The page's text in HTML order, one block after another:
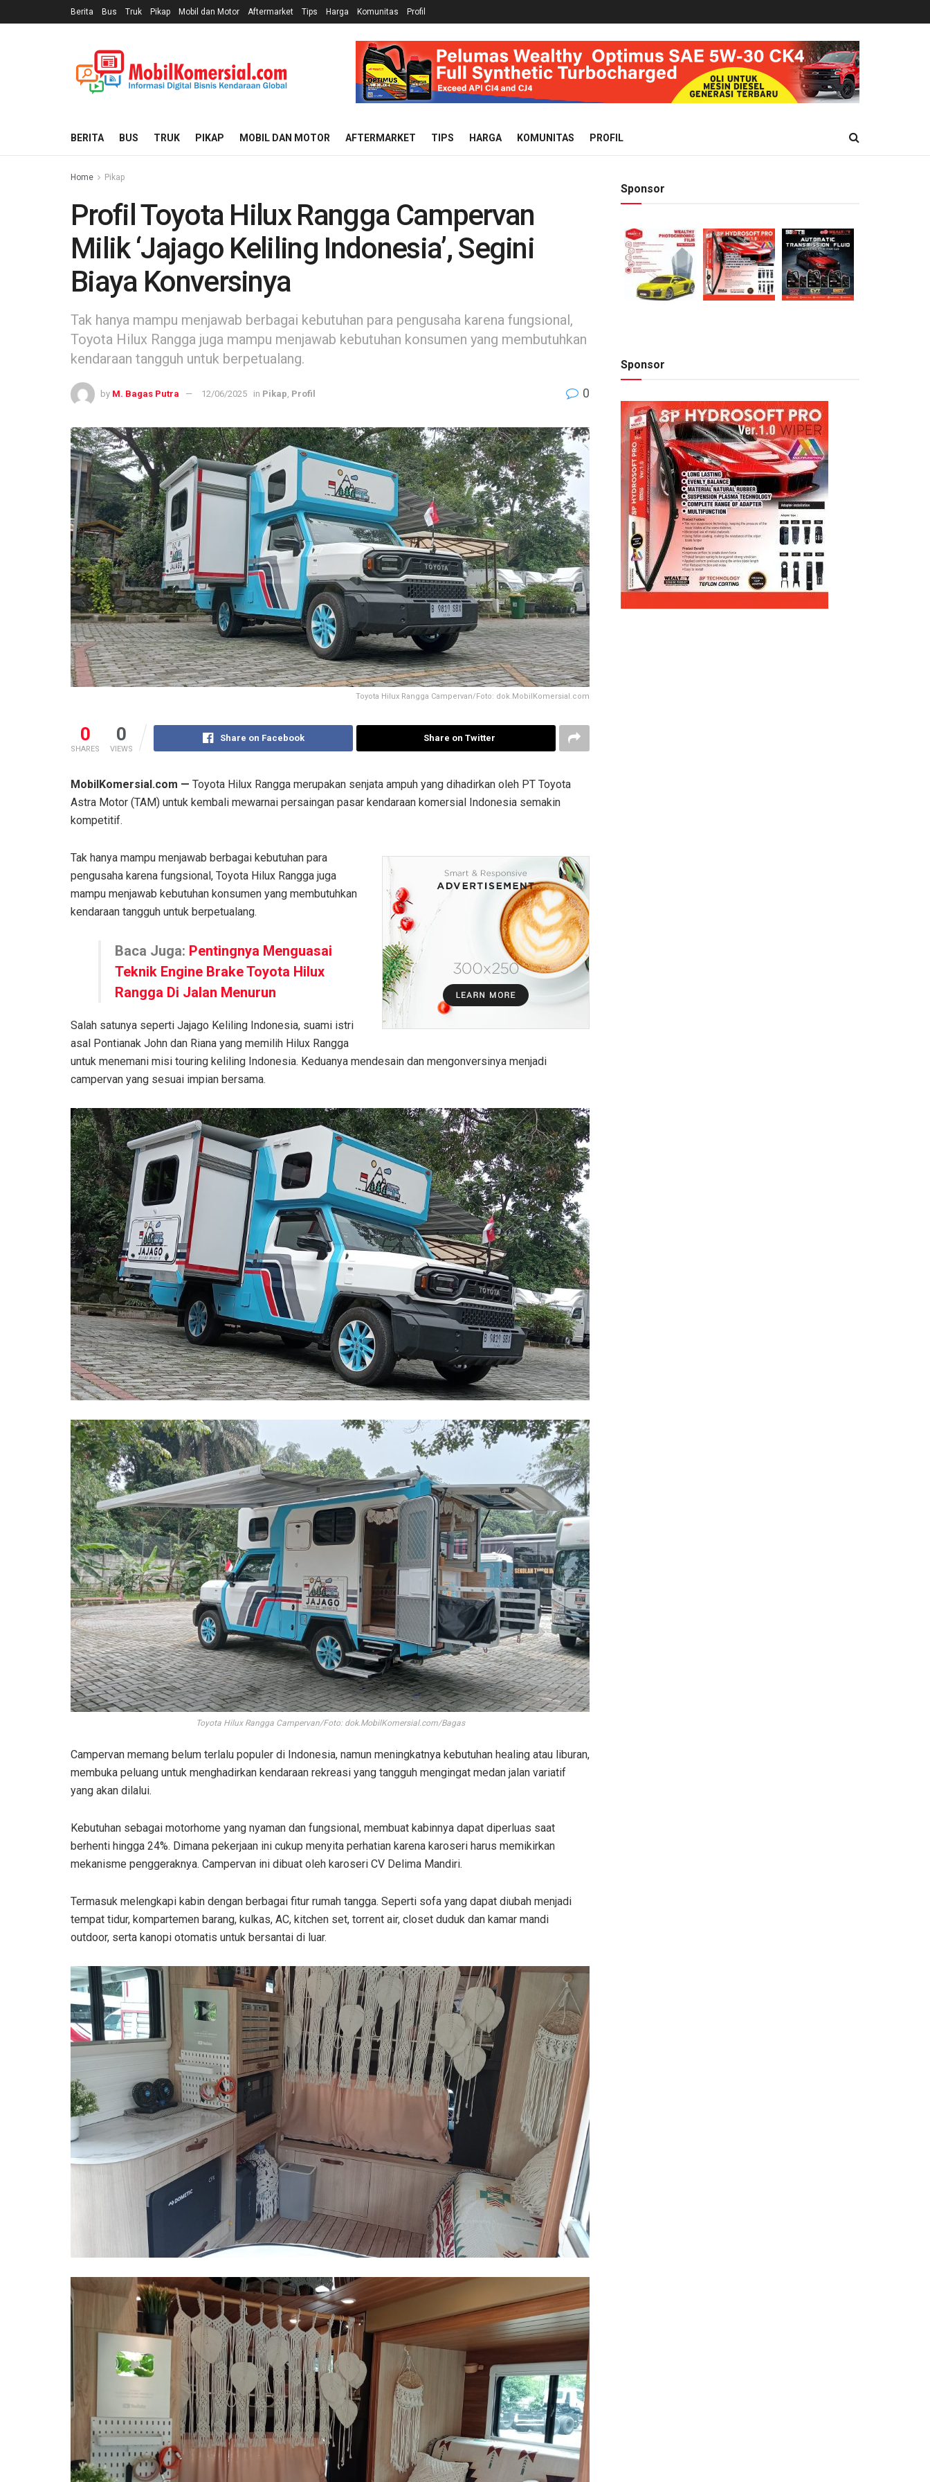
Berita Bus Truk Pikap Mobil dan Motor Aftermarket Tips Harga Komunitas Profil
BERITA BUS TRUK PIKAP MOBIL DAN MOTOR AFTERMARKET TIPS HARGA KOMUNITAS PROFIL
Home Pikap
Profil Toyota Hilux Rangga Campervan
Milik ‘Jajago Keliling Indonesia’, Segini
Biaya Konversinya
Tak hanya mampu menjawab berbagai kebutuhan para pengusaha karena fungsional,
Toyota Hilux Rangga juga mampu menjawab kebutuhan konsumen yang membutuhkan
kendaraan tangguh untuk berpetualang.
by M. Bagas Putra 12/06/2025 in Pikap Profil 0
Toyota Hilux Rangga Campervan/Foto: dok.MobilKomersial.com
0
SHARES
0
VIEWS
Share on Facebook Share on Twitter
MobilKomersial.com — Toyota Hilux Rangga merupakan senjata ampuh yang dihadirkan oleh PT Toyota
Astra Motor (TAM) untuk kembali mewarnai persaingan pasar kendaraan komersial Indonesia semakin
kompetitif.
Tak hanya mampu menjawab berbagai kebutuhan para
pengusaha karena fungsional, Toyota Hilux Rangga juga
mampu menjawab kebutuhan konsumen yang membutuhkan
kendaraan tangguh untuk berpetualang.
Baca Juga: Pentingnya Menguasai
Teknik Engine Brake Toyota Hilux
Rangga Di Jalan Menurun
Salah satunya seperti Jajago Keliling Indonesia, suami istri
asal Pontianak John dan Riana yang memilih Hilux Rangga
untuk menemani misi touring keliling Indonesia. Keduanya mendesain dan mengonversinya menjadi
campervan yang sesuai impian bersama.
Toyota Hilux Rangga Campervan/Foto: dok.MobilKomersial.com/Bagas
Campervan memang belum terlalu populer di Indonesia, namun meningkatnya kebutuhan healing atau liburan,
membuka peluang untuk menghadirkan kendaraan rekreasi yang tangguh mengingat medan jalan variatif
yang akan dilalui.
Kebutuhan sebagai motorhome yang nyaman dan fungsional, membuat kabinnya dapat diperluas saat
berhenti hingga 24%. Dimana pekerjaan ini cukup menyita perhatian karena karoseri harus memikirkan
mekanisme penggeraknya. Campervan ini dibuat oleh karoseri CV Delima Mandiri.
Termasuk melengkapi kabin dengan berbagai fitur rumah tangga. Seperti sofa yang dapat diubah menjadi
tempat tidur, kompartemen barang, kulkas, AC, kitchen set, torrent air, closet duduk dan kamar mandi
outdoor, serta kanopi otomatis untuk bersantai di luar.
Sponsor
Sponsor